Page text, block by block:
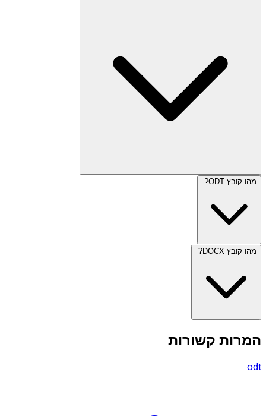
מהו קובץ ODT?
מהו קובץ DOCX?
המרות קשורות
odt